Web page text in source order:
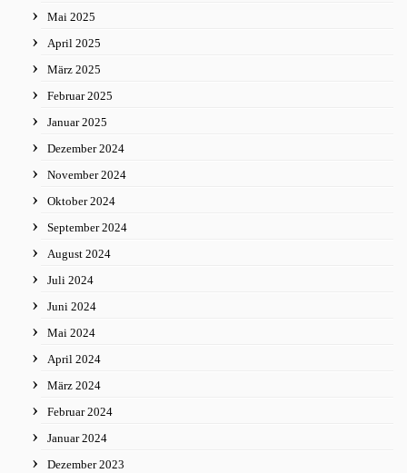
Mai 2025
April 2025
März 2025
Februar 2025
Januar 2025
Dezember 2024
November 2024
Oktober 2024
September 2024
August 2024
Juli 2024
Juni 2024
Mai 2024
April 2024
März 2024
Februar 2024
Januar 2024
Dezember 2023